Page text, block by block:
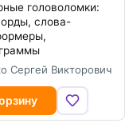
головоломки:
слова-
Сергей Викторович